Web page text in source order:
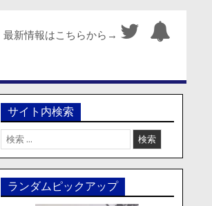
最新情報はこちらから→
サイト内検索
検
索:
ランダムピックアップ